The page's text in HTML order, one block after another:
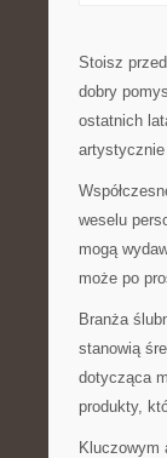
Stoisz
dobry
ostatnich
weselu
mogą
może po
Branża
stanowią
dotycząca
produkty,
Kluczowym